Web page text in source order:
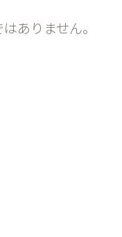
ありません。